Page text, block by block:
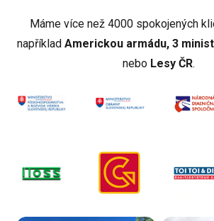
Máme více než 4000 spokojených
například Americkou armádu, 3
nebo Lesy ČR.